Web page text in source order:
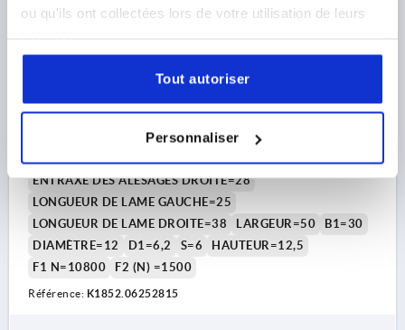
ou qu'ils ont collectées lors de votre utilisation de leurs
Tout autoriser
Personnaliser
CHARNIÈRE 63X50, ACIER INOX. A4, A1=15, A2=28,
ENTRAXE DES ALÉSAGES DROITE=28
LONGUEUR DE LAME GAUCHE=25
LONGUEUR DE LAME DROITE=38
LARGEUR=50
B1=30
DIAMÈTRE=12
D1=6,2 S=6
HAUTEUR=12,5
F1 N=10800
F2 (N) =1500
Référence: K1852.06252815